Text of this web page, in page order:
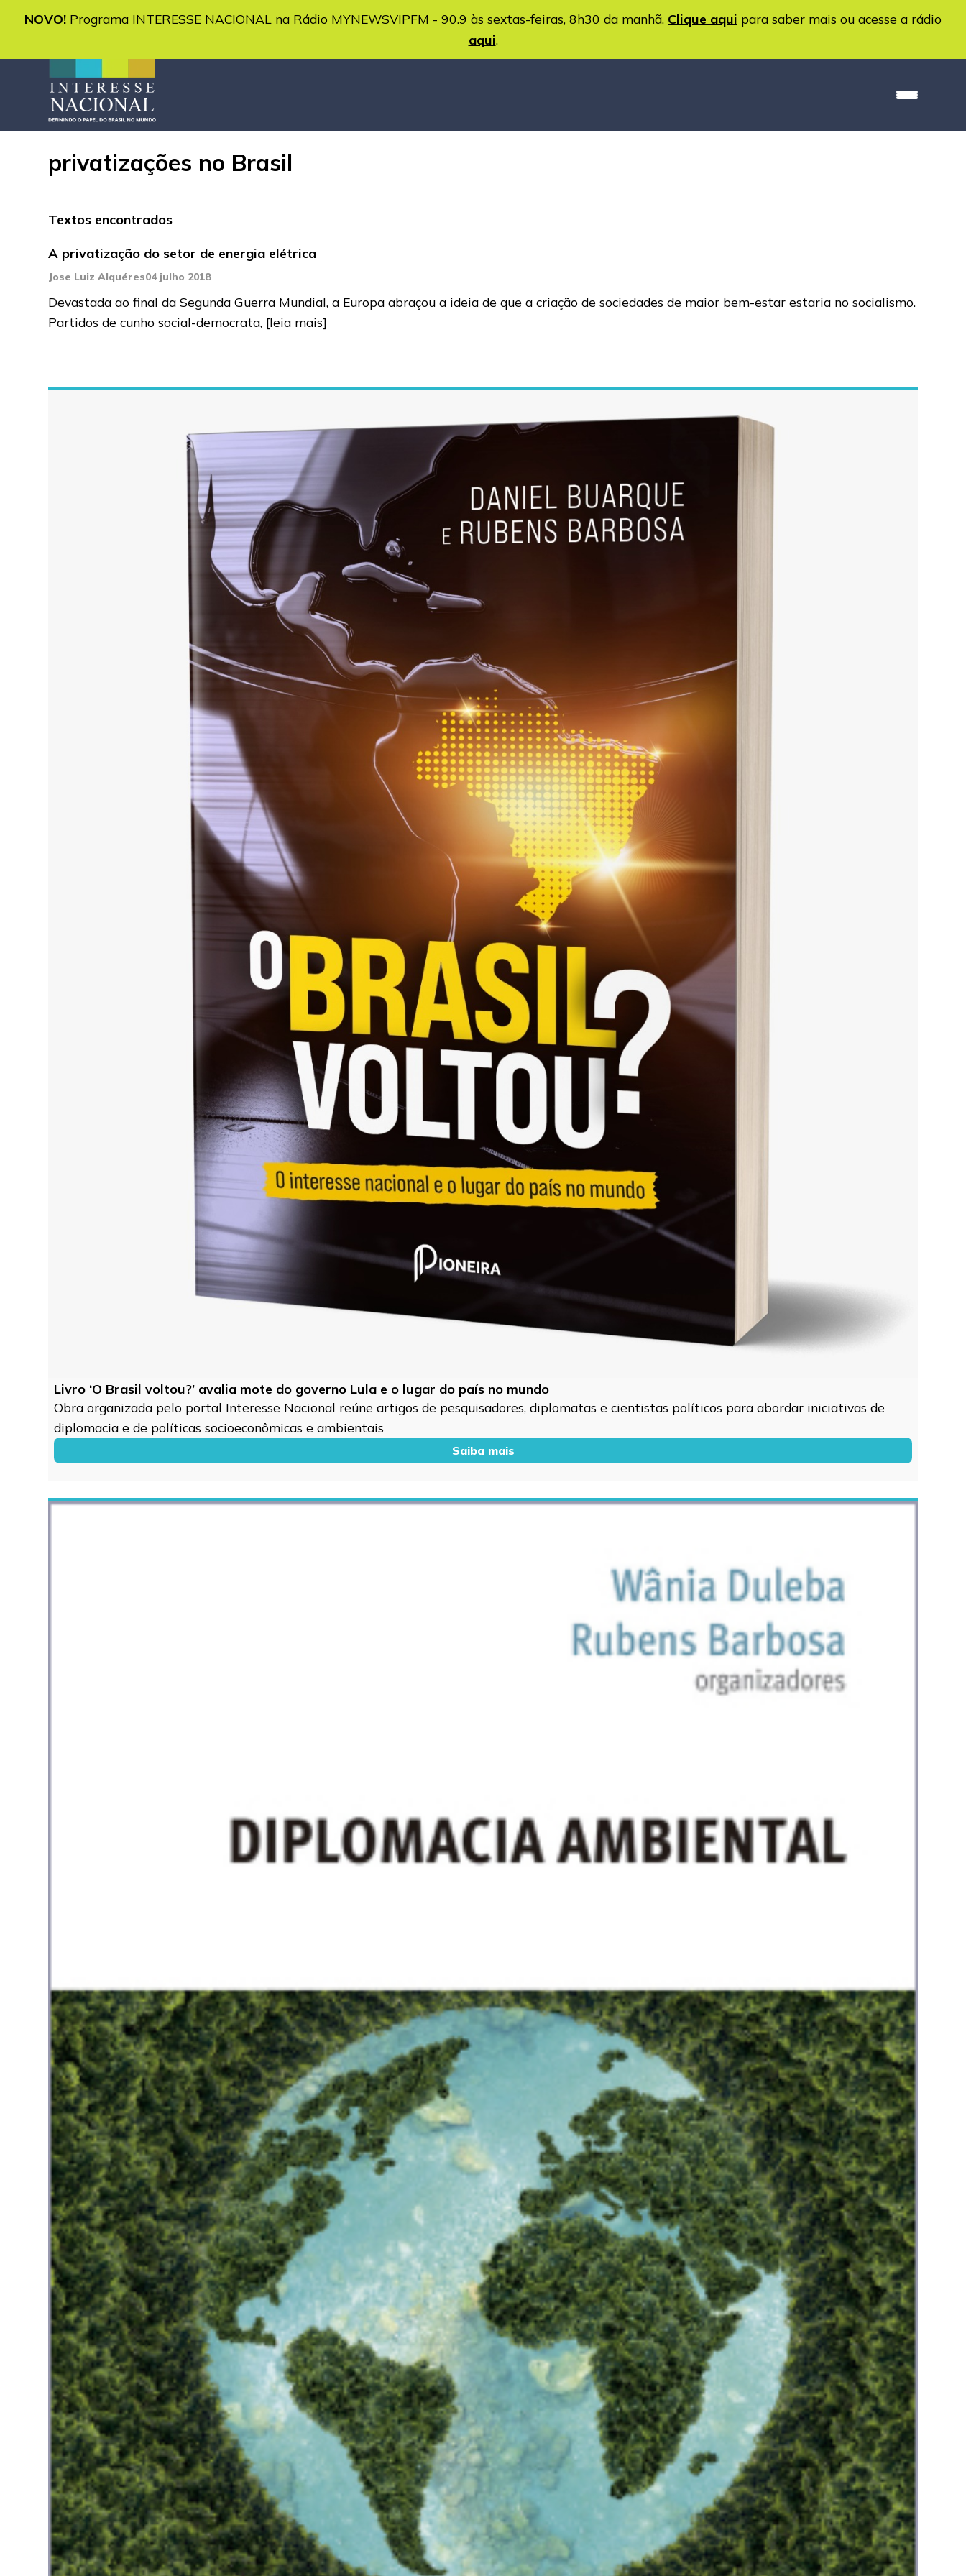
NOVO! Programa INTERESSE NACIONAL na Rádio MYNEWSVIPFM - 90.9 às sextas-feiras, 8h30 da manhã. Clique aqui para saber mais ou acesse a rádio
aqui.
privatizações no Brasil
Textos encontrados
A privatização do setor de energia elétrica
Jose Luiz Alquéres04 julho 2018
Devastada ao final da Segunda Guerra Mundial, a Europa abraçou a ideia de que a criação de sociedades de maior bem-estar estaria no socialismo.
Partidos de cunho social-democrata, [leia mais]
Livro ‘O Brasil voltou?’ avalia mote do governo Lula e o lugar do país no mundo
Obra organizada pelo portal Interesse Nacional reúne artigos de pesquisadores, diplomatas e cientistas políticos para abordar iniciativas de
diplomacia e de políticas socioeconômicas e ambientais
Saiba mais